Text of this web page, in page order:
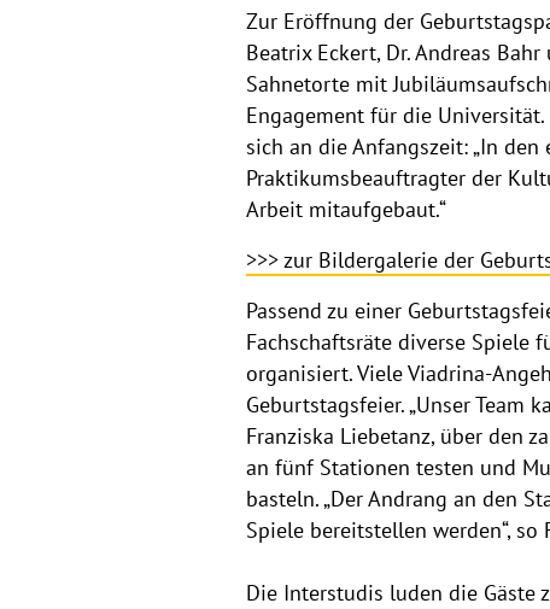
Zur Eröffnung der
Beatrix Eckert, Dr. Andreas
Sahnetorte mit
Engagement für die
sich an die Anfangszeit: „In
Praktikumsbeauftragter der
Arbeit mitaufgebaut.“
>>> zur Bildergalerie der
Passend zu einer
Fachschaftsräte diverse Spiele
organisiert. Viele Viadrina-
Geburtstagsfeier. „Unser Team
Franziska Liebetanz, über den
an fünf Stationen testen und
basteln. „Der Andrang an den
Spiele bereitstellen werden“,
Die Interstudis luden die Gäste